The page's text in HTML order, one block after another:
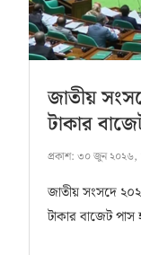
জাতীয়
টাকার
প্রকাশ: ৩০ জুন ২০২৬,
জাতীয় সংসদে
টাকার বাজেট